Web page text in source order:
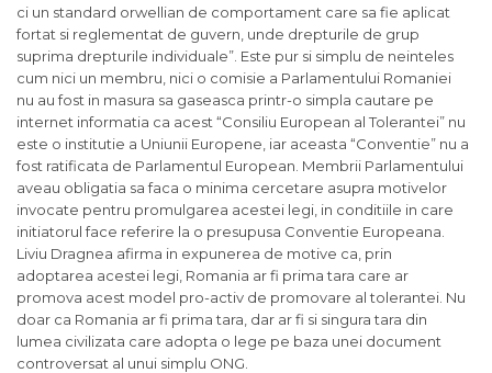
ci un standard orwellian de comportament care sa fie aplicat
fortat si reglementat de guvern, unde drepturile de grup
suprima drepturile individuale”. Este pur si simplu de neinteles
cum nici un membru, nici o comisie a Parlamentului Romaniei
nu au fost in masura sa gaseasca printr-o simpla cautare pe
internet informatia ca acest “Consiliu European al Tolerantei” nu
este o institutie a Uniunii Europene, iar aceasta “Conventie” nu a
fost ratificata de Parlamentul European. Membrii Parlamentului
aveau obligatia sa faca o minima cercetare asupra motivelor
invocate pentru promulgarea acestei legi, in conditiile in care
initiatorul face referire la o presupusa Conventie Europeana.
Liviu Dragnea afirma in expunerea de motive ca, prin
adoptarea acestei legi, Romania ar fi prima tara care ar
promova acest model pro-activ de promovare al tolerantei. Nu
doar ca Romania ar fi prima tara, dar ar fi si singura tara din
lumea civilizata care adopta o lege pe baza unei document
controversat al unui simplu ONG.